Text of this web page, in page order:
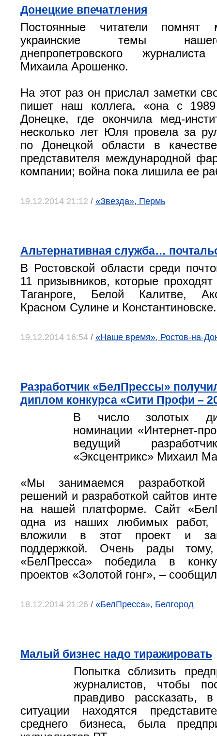
Донецкие впечатления
Постоянные читатели помнят
украинские темы
днепропетровского
Михаила Арошенко.
На этот раз он прислал заметки
пишет наш коллега, «она с
Донецке, где окончила мед-
несколько лет Юля провела за
по Донецкой области в
представителя международной
компании; война пока лишила ее
19.12.2014 21:12 / «Звезда», Пермь
Альтернативная служба…
В Ростовской области среди
11 призывников, которые
Таганроге, Белой Калитве,
Красном Сулине и Константиновске.
19.12.2014 16:54 / «Наше время», Ростов-на-
Разработчик «БелПрессы»
диплом конкурса «Сити Профи –
В число золотых
номинации «Интернет-
ведущий
«Эксцентрикс» Михаил
«Мы занимаемся разработкой
решений и разработкой сайтов
на нашей платформе. Сайт
одна из наших любимых
вложили в этот проект и
поддержкой. Очень рады
«БелПресса» победила в
проектов «Золотой гонг», –
18.12.2014 21:26 / «БелПресса», Белгород
Малый бизнес надо тиражировать
Попытка сблизить
журналистов, чтобы
правдиво рассказать,
ситуации находятся
среднего бизнеса, была